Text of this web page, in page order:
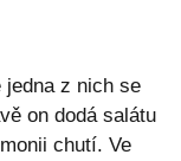
z nich se
on dodá salátu
chutí. Ve